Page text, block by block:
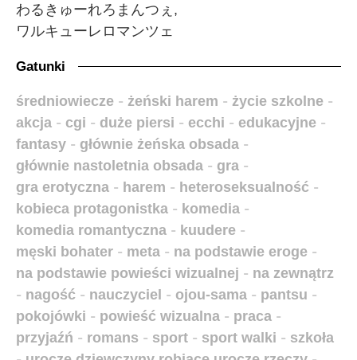
わるきゅーれろまんつぇ,
ワルキューレロマンツェ
Gatunki
średniowiecze - żeński harem - życie szkolne -
akcja - cgi - duże piersi - ecchi - edukacyjne -
fantasy - głównie żeńska obsada -
głównie nastoletnia obsada - gra -
gra erotyczna - harem - heteroseksualność -
kobieca protagonistka - komedia -
komedia romantyczna - kuudere -
męski bohater - meta - na podstawie eroge -
na podstawie powieści wizualnej - na zewnątrz
- nagość - nauczyciel - ojou-sama - pantsu -
pokojówki - powieść wizualna - praca -
przyjaźń - romans - sport - sport walki - szkoła